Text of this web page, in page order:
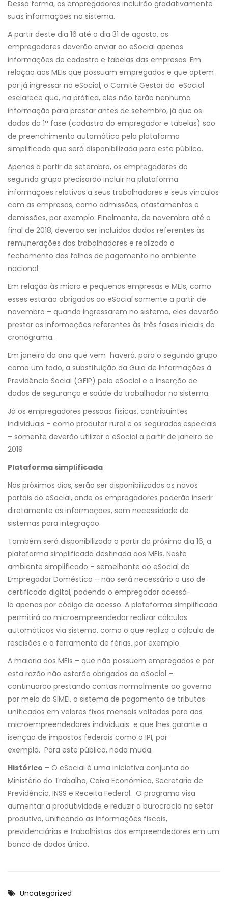
Dessa forma, os empregadores incluirão gradativamente
suas informações no sistema.
A partir deste dia 16 até o dia 31 de agosto, os
empregadores deverão enviar ao eSocial apenas
informações de cadastro e tabelas das empresas. Em
relação aos MEIs que possuam empregados e que optem
por já ingressar no eSocial, o Comitê Gestor do eSocial
esclarece que, na prática, eles não terão nenhuma
informação para prestar antes de setembro, já que os
dados da 1ª fase (cadastro do empregador e tabelas) são
de preenchimento automático pela plataforma
simplificada que será disponibilizada para este público.
Apenas a partir de setembro, os empregadores do
segundo grupo precisarão incluir na plataforma
informações relativas a seus trabalhadores e seus vínculos
com as empresas, como admissões, afastamentos e
demissões, por exemplo. Finalmente, de novembro até o
final de 2018, deverão ser incluídos dados referentes às
remunerações dos trabalhadores e realizado o
fechamento das folhas de pagamento no ambiente
nacional.
Em relação às micro e pequenas empresas e MEIs, como
esses estarão obrigadas ao eSocial somente a partir de
novembro – quando ingressarem no sistema, eles deverão
prestar as informações referentes às três fases iniciais do
cronograma.
Em janeiro do ano que vem haverá, para o segundo grupo
como um todo, a substituição da Guia de Informações à
Previdência Social (GFIP) pelo eSocial e a inserção de
dados de segurança e saúde do trabalhador no sistema.
Já os empregadores pessoas físicas, contribuintes
individuais – como produtor rural e os segurados especiais
– somente deverão utilizar o eSocial a partir de janeiro de
2019
Plataforma simplificada
Nos próximos dias, serão ser disponibilizados os novos
portais do eSocial, onde os empregadores poderão inserir
diretamente as informações, sem necessidade de
sistemas para integração.
Também será disponibilizada a partir do próximo dia 16, a
plataforma simplificada destinada aos MEIs. Neste
ambiente simplificado – semelhante ao eSocial do
Empregador Doméstico – não será necessário o uso de
certificado digital, podendo o empregador acessá-
lo apenas por código de acesso. A plataforma simplificada
permitirá ao microempreendedor realizar cálculos
automáticos via sistema, como o que realiza o cálculo de
rescisões e a ferramenta de férias, por exemplo.
A maioria dos MEIs – que não possuem empregados e por
esta razão não estarão obrigados ao eSocial –
continuarão prestando contas normalmente ao governo
por meio do SIMEI, o sistema de pagamento de tributos
unificados em valores fixos mensais voltados para aos
microempreendedores individuais e que lhes garante a
isenção de impostos federais como o IPI, por
exemplo. Para este público, nada muda.
Histórico – O eSocial é uma iniciativa conjunta do
Ministério do Trabalho, Caixa Econômica, Secretaria de
Previdência, INSS e Receita Federal. O programa visa
aumentar a produtividade e reduzir a burocracia no setor
produtivo, unificando as informações fiscais,
previdenciárias e trabalhistas dos empreendedores em um
banco de dados único.
Uncategorized